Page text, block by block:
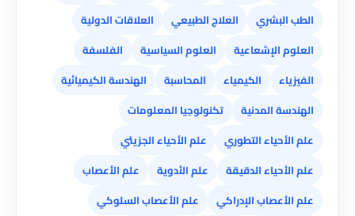
الطب البشري
العلاج الطبيعي
العلاقات الدولية
العلوم الإشعاعية
العلوم السياسية
الفلسفة
الفيزياء
الكيمياء المحاسبة
الهندسة الكيميائية
الهندسة المدنية
تكنولوجيا المعلومات
علم الأحياء التطوري
علم الأحياء الجزيئي
علم الأحياء الدقيقة
علم الأدوية
علم الأعصاب
علم الأعصاب الإدراكي
علم الأعصاب السلوكي